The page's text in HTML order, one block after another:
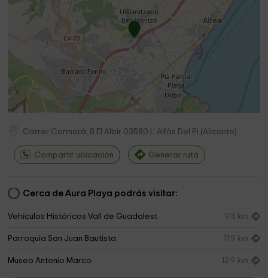
Carrer Cormorà, 8 El Albir 03580 L' Alfàs Del Pi (Alicante)
Compartir ubicación Generar ruta
Cerca de Aura Playa podrás visitar:
Vehículos Históricos Vall de Guadalest 9,8 km
Parroquia San Juan Bautista 11,9 km
Museo Antonio Marco 12,9 km